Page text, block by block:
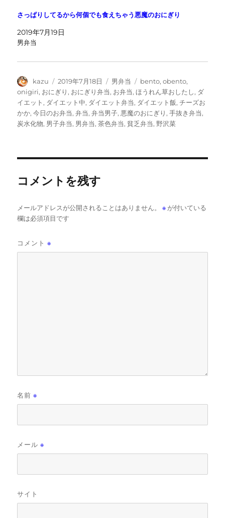
さっぱりしてるから何個でも食えちゃう悪魔のおにぎり
2019年7月19日
男弁当
投
稿
者
kazu
投
稿
日:
2019年7月18日
カ
テ
ゴ
リ
ー
男弁当
タ
グ
bento,obento,
onigiri, おにぎり , おにぎり弁当, お弁当,ほうれん草おしたし, ダ
イエット , ダイエット中, ダイエット弁当, ダイエット飯,チーズお
かか,今日のお弁当,弁当,弁当男子, 悪魔のおにぎり ,手抜き弁当,
炭水化物, 男子弁当, 男弁当,茶色弁当,貧乏弁当, 野沢菜
コメントを残す
メールアドレスが公開されることはありません。 ※ が付いている
欄は必須項目です
コメント※
名前※
メール※
サイト